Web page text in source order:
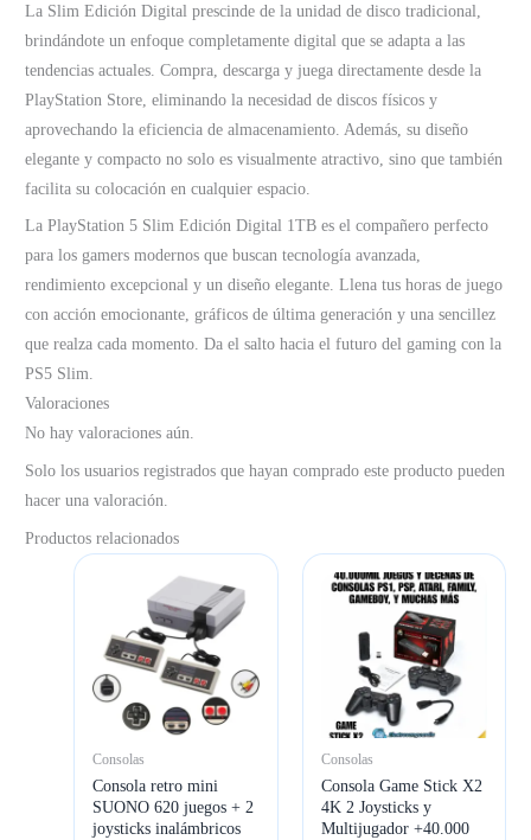
La Slim Edición Digital prescinde de la unidad de disco tradicional,
brindándote un enfoque completamente digital que se adapta a las
tendencias actuales. Compra, descarga y juega directamente desde la
PlayStation Store, eliminando la necesidad de discos físicos y
aprovechando la eficiencia de almacenamiento. Además, su diseño
elegante y compacto no solo es visualmente atractivo, sino que también
facilita su colocación en cualquier espacio.
La PlayStation 5 Slim Edición Digital 1TB es el compañero perfecto
para los gamers modernos que buscan tecnología avanzada,
rendimiento excepcional y un diseño elegante. Llena tus horas de juego
con acción emocionante, gráficos de última generación y una sencillez
que realza cada momento. Da el salto hacia el futuro del gaming con la
PS5 Slim.
Valoraciones
No hay valoraciones aún.
Solo los usuarios registrados que hayan comprado este producto pueden
hacer una valoración.
Productos relacionados
Consolas
Consola retro mini
SUONO 620 juegos + 2
joysticks inalámbricos
Consolas
Consola Game Stick X2
4K 2 Joysticks y
Multijugador +40.000